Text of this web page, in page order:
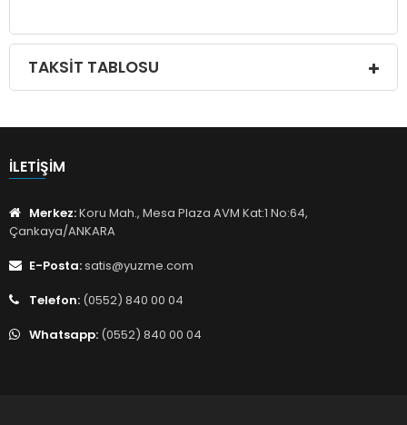
TAKSIT TABLOSU
İLETIŞIM
Merkez:Koru Mah., Mesa Plaza AVM Kat:1 No:64,
Çankaya/ANKARA
E-Posta:satis@yuzme.com
Telefon: (0552) 840 00 04
Whatsapp: (0552) 840 00 04